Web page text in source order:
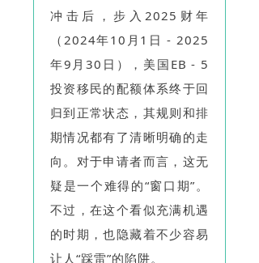
冲击后，步入2025财年
（2024年10月1日 - 2025
年9月30日），美国EB - 5
投资移民的配额体系终于回
归到正常状态，其规则和排
期情况都有了清晰明确的走
向。对于申请者而言，这无
疑是一个难得的“窗口期”。
不过，在这个看似充满机遇
的时期，也隐藏着不少容易
让人“踩雷”的陷阱。